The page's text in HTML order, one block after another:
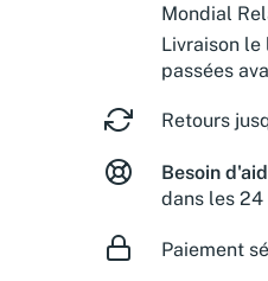
Mondial
Livraison
passées
Retours
Besoin
dans les 24
Paiement